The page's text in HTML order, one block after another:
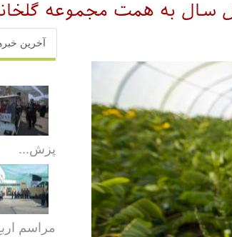
سال به همت مجموعه
آخرین
پزش...
مراسم